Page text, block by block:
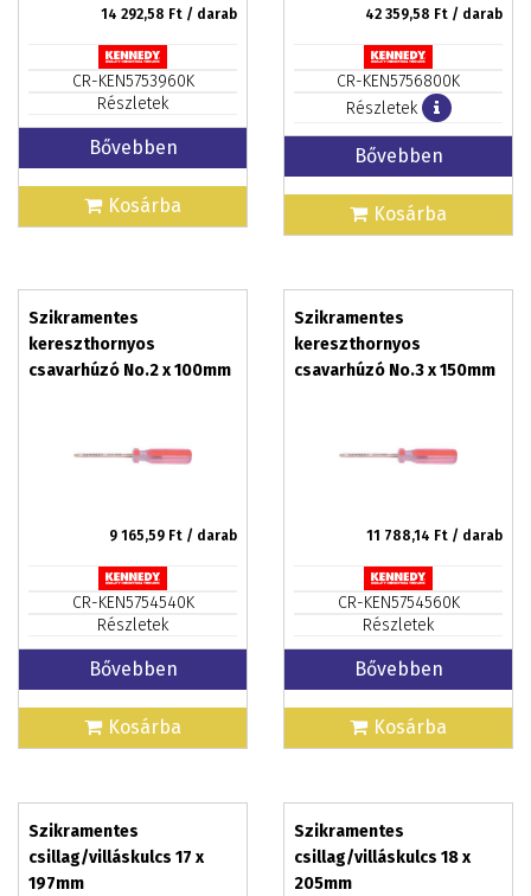
14 292,58 Ft / darab
CR-KEN5753960K
Részletek
Bővebben
Kosárba
42 359,58 Ft / darab
CR-KEN5756800K
Részletek
Bővebben
Kosárba
Szikramentes
kereszthornyos
csavarhúzó No.2 x 100mm
9 165,59 Ft / darab
CR-KEN5754540K
Részletek
Bővebben
Kosárba
Szikramentes
kereszthornyos
csavarhúzó No.3 x 150mm
11 788,14 Ft / darab
CR-KEN5754560K
Részletek
Bővebben
Kosárba
Szikramentes
csillag/villáskulcs 17 x
197mm
Szikramentes
csillag/villáskulcs 18 x
205mm